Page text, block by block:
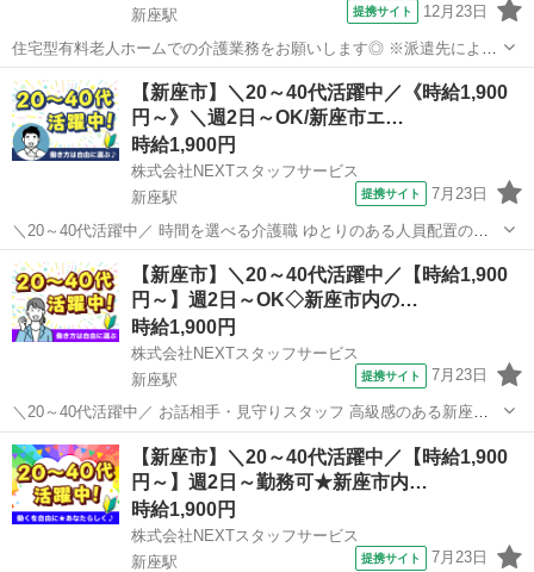
新座駅
提携サイト 12月23日
住宅型有料老人ホームでの介護業務をお願いします◎ ※派遣先によっ
て業務内容の詳細は異なります。 【業務内容の一例】 ■食事介助 ■入
浴介助 ■排せつ介助 ■生活援助 ■レクリエーション ■介護記録作成 等
「聞いていた内...
埼玉 新座市 新座駅
【新座市】＼20～40代活躍中／《時給1,900
円～》＼週2日～OK/新座市エ…
時給1,900円
株式会社NEXTスタッフサービス
新座駅
提携サイト 7月23日
＼20～40代活躍中／ 時間を選べる介護職 ゆとりのある人員配置の新
座市のケア付き住宅 */* *週2日からOK!ワークライフバランスが取りや
すい環境* *＼* 利用者さんが安心して過ごせるよう、お手伝いをお願
いします...
埼玉 新座市 新座駅
【新座市】＼20～40代活躍中／【時給1,900
円～】週2日～OK◇新座市内の…
時給1,900円
株式会社NEXTスタッフサービス
新座駅
提携サイト 7月23日
＼20～40代活躍中／ お話相手・見守りスタッフ 高級感のある新座市
のシニア住宅 */* *フォロー体制ばっちりの環境!* *＼* ゆとりのある人
員体制で、ブランクのある方や経験が少ない方でも安心◎ 利用者さん
が安心し...
埼玉 新座市 新座駅
【新座市】＼20～40代活躍中／【時給1,900
円～】週2日～勤務可★新座市内…
時給1,900円
株式会社NEXTスタッフサービス
新座駅
提携サイト 7月23日